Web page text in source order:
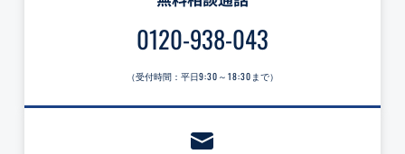
0120-938-043
（受付時間：平日9:30～18:30 まで）